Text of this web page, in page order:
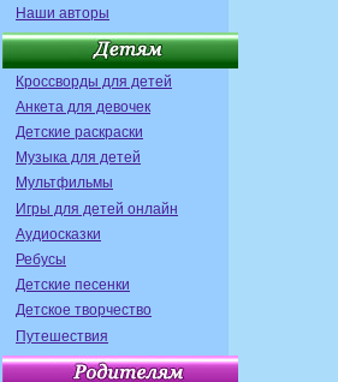
Наши авторы
Кроссворды для детей
Анкета для девочек
Детские раскраски
Музыка для детей
Мультфильмы
Игры для детей онлайн
Аудиосказки
Ребусы
Детские песенки
Детское творчество
Путешествия